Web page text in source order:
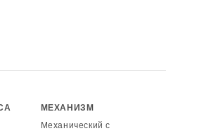
МЕХАНИЗМ
Механический с